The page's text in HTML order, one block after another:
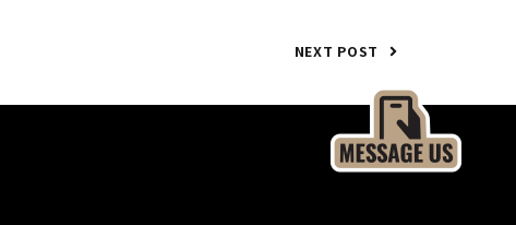
NEXT POST